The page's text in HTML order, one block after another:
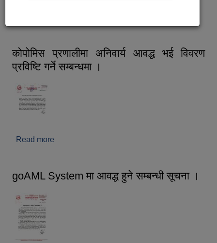
कोपोमिस प्रणालीमा अनिवार्य आवद्ध भई विवरण
प्रविष्टि गर्ने सम्बन्धमा ।
Read more
goAML System मा आवद्ध हुने सम्बन्धी सूचना ।